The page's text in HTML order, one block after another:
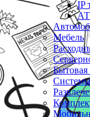
IP
Мебель
Бытовая
Системы